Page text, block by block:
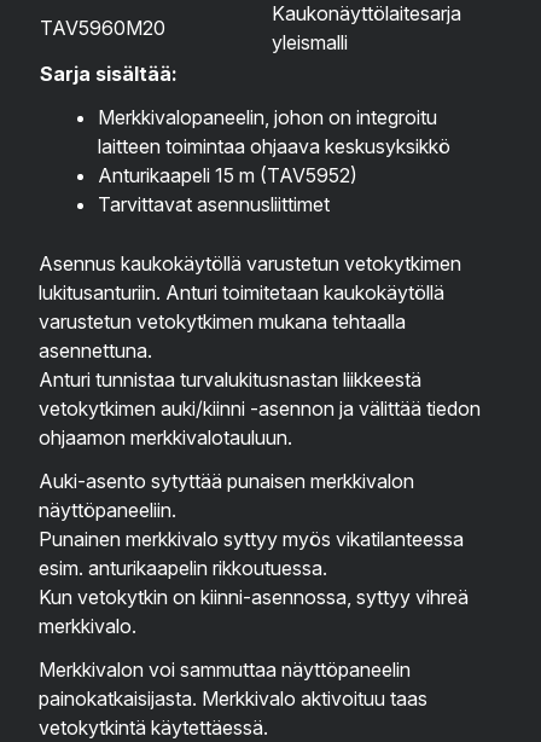
TAV5960M20
Kaukonäyttölaitesarja
yleismalli
Sarja sisältää:
Merkkivalopaneelin, johon on integroitu
laitteen toimintaa ohjaava keskusyksikkö
Anturikaapeli 15 m (TAV5952)
Tarvittavat asennusliittimet
Asennus kaukokäytöllä varustetun vetokytkimen
lukitusanturiin. Anturi toimitetaan kaukokäytöllä
varustetun vetokytkimen mukana tehtaalla
asennettuna.
Anturi tunnistaa turvalukitusnastan liikkeestä
vetokytkimen auki/kiinni -asennon ja välittää tiedon
ohjaamon merkkivalotauluun.
Auki-asento sytyttää punaisen merkkivalon
näyttöpaneeliin.
Punainen merkkivalo syttyy myös vikatilanteessa
esim. anturikaapelin rikkoutuessa.
Kun vetokytkin on kiinni-asennossa, syttyy vihreä
merkkivalo.
Merkkivalon voi sammuttaa näyttöpaneelin
painokatkaisijasta. Merkkivalo aktivoituu taas
vetokytkintä käytettäessä.